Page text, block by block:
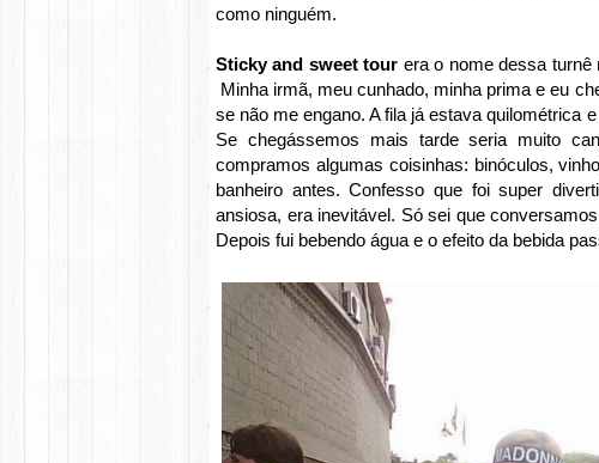
como ninguém.
Sticky and sweet tour era o nome dessa turnê
Minha irmã, meu cunhado, minha prima e eu
se não me engano. A fila já estava quilométrica
Se chegássemos mais tarde seria muito
compramos algumas coisinhas: binóculos,
banheiro antes. Confesso que foi super
ansiosa, era inevitável. Só sei que
Depois fui bebendo água e o efeito da bebida